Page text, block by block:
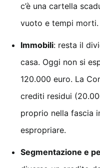
c’è una cartella
vuoto e tempi morti.
Immobili: resta il
casa. Oggi non si
120.000 euro. La
crediti residui
proprio nella fascia
espropriare.
Segmentazione e